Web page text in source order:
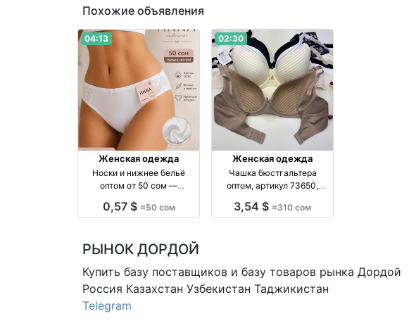
Похожие объявления
04:13
Женская одежда
Носки и нижнее бельё
оптом от 50 сом —
изделия оптом
0,57 $ ≈50 сом
02:30
Женская одежда
Чашка бюстгальтера
оптом, артикул 73650,
производство Киргизия
3,54 $ ≈310 сом
РЫНОК ДОРДОЙ
Купить базу поставщиков и базу товаров рынка Дордой
Россия Казахстан Узбекистан Таджикистан
Telegram